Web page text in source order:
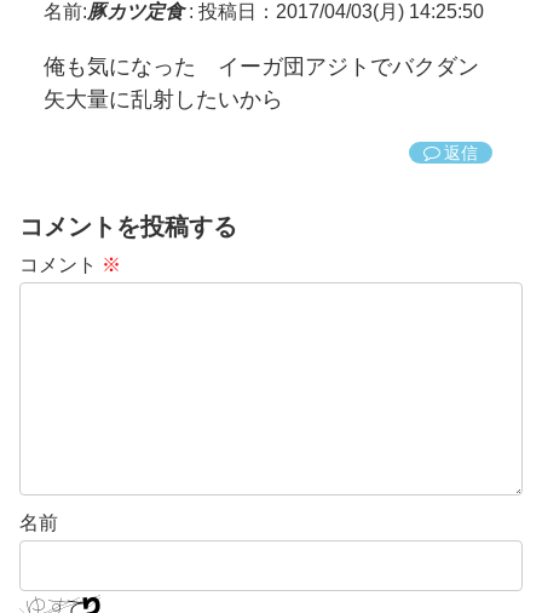
名前:豚カツ定食: 投稿日：2017/04/03(月) 14:25:50
俺も気になった イーガ団アジトでバクダン
矢大量に乱射したいから
返信
コメントを投稿する
コメント ※
名前